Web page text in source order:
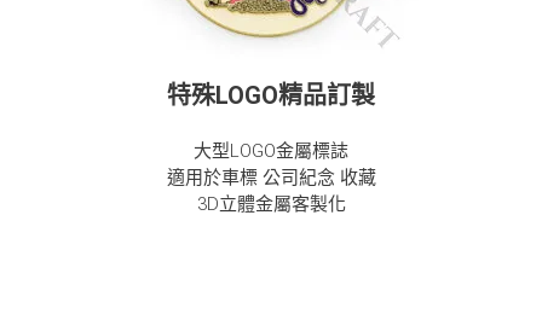
特殊LOGO精品訂製
大型LOGO金屬標誌
適用於車標 公司紀念 收藏
3D立體金屬客製化